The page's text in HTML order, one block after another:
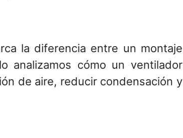
la diferencia entre un montaje
analizamos cómo un ventilador
de aire, reducir condensación y